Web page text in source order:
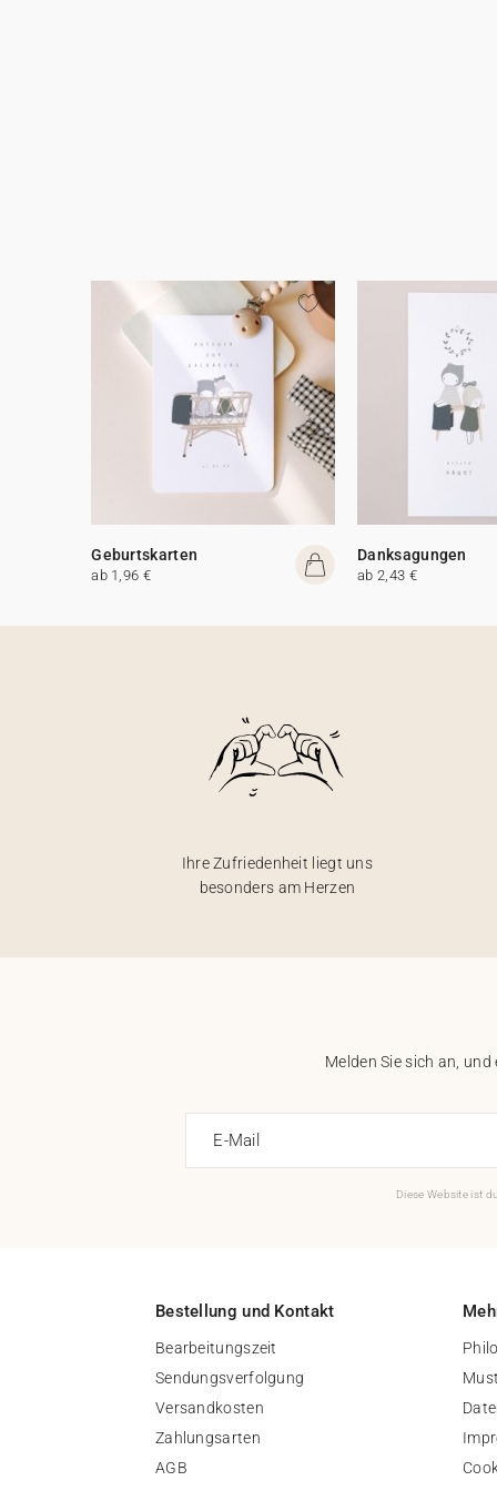
Geburtskarten
ab 1,96 €
Danksagungen
ab 2,43 €
Ihre Zufriedenheit liegt uns
besonders am Herzen
Melden Sie sich an,
E-Mail
Diese Website ist
Bestellung und Kontakt
Bearbeitungszeit
Sendungsverfolgung
Versandkosten
Zahlungsarten
AGB